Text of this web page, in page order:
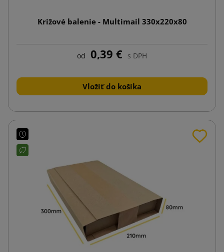
Križové balenie - Multimail 330x220x80
od 0,39 € s DPH
Vložiť do košíka